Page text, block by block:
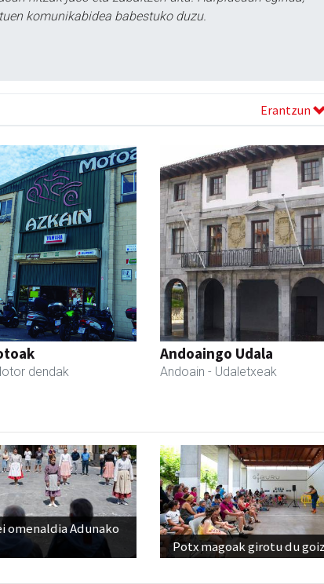
komunikabidea babestuko duzu.
Erantzun
dendak
Andoaingo Udala
Andoain - Udaletxeak
omenaldia Adunako
Potx magoak girotu du